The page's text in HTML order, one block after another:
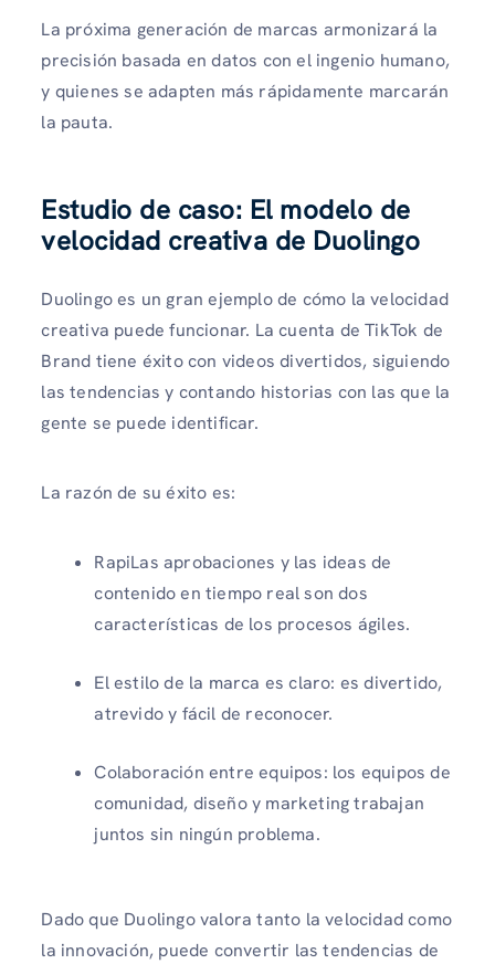
La próxima generación de marcas armonizará la
precisión basada en datos con el ingenio humano,
y quienes se adapten más rápidamente marcarán
la pauta.
Estudio de caso: El modelo de
velocidad creativa de Duolingo
Duolingo es un gran ejemplo de cómo la velocidad
creativa puede funcionar. La cuenta de TikTok de
Brand tiene éxito con videos divertidos, siguiendo
las tendencias y contando historias con las que la
gente se puede identificar.
La razón de su éxito es:
RapiLas aprobaciones y las ideas de
contenido en tiempo real son dos
características de los procesos ágiles.
El estilo de la marca es claro: es divertido,
atrevido y fácil de reconocer.
Colaboración entre equipos: los equipos de
comunidad, diseño y marketing trabajan
juntos sin ningún problema.
Dado que Duolingo valora tanto la velocidad como
la innovación, puede convertir las tendencias de